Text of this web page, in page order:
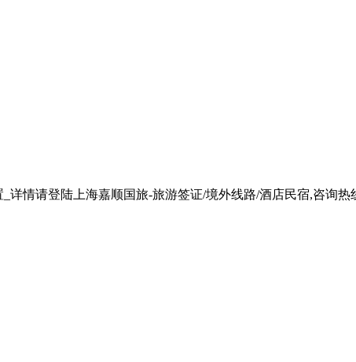
情请登陆上海嘉顺国旅-旅游签证/境外线路/酒店民宿,咨询热